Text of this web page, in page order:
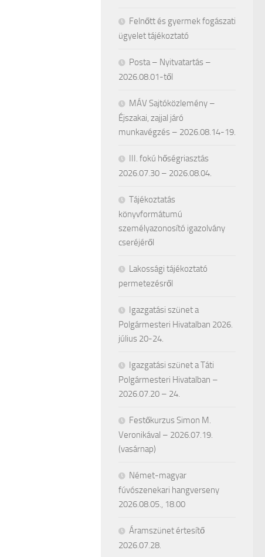
Felnőtt és gyermek fogászati
ügyelet tájékoztató
Posta – Nyitvatartás –
2026.08.01-től
MÁV Sajtóközlemény –
Éjszakai, zajjal járó
munkavégzés – 2026.08.14-19.
III. fokú hőségriasztás
2026.07.30 – 2026.08.04.
Tájékoztatás
könyvformátumú
személyazonosító igazolvány
cseréjéről
Lakossági tájékoztató
permetezésről
Igazgatási szünet a
Polgármesteri Hivatalban 2026.
július 20-24.
Igazgatási szünet a Táti
Polgármesteri Hivatalban –
2026.07.20 – 24.
Festőkurzus Simon M.
Veronikával – 2026.07.19.
(vasárnap)
Német-magyar
fúvószenekari hangverseny
2026.08.05., 18.00
Áramszünet értesítő
2026.07.28.